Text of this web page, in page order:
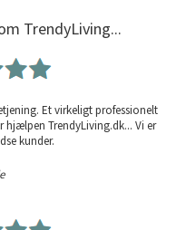
TrendyLiving...
Et virkeligt professionelt
TrendyLiving.dk... Vi er
kunder.